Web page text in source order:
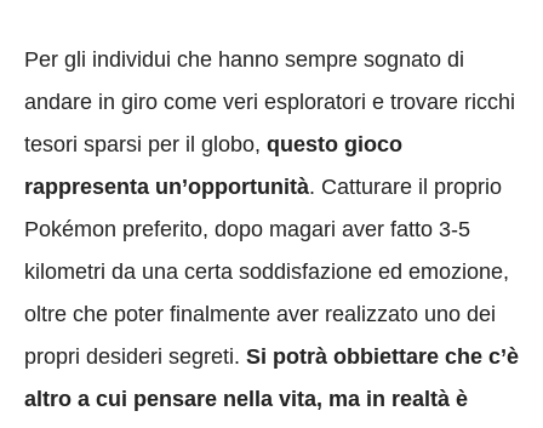
Per gli individui che hanno sempre sognato di
andare in giro come veri esploratori e trovare ricchi
tesori sparsi per il globo, questo gioco
rappresenta un’opportunità. Catturare il proprio
Pokémon preferito, dopo magari aver fatto 3-5
kilometri da una certa soddisfazione ed emozione,
oltre che poter finalmente aver realizzato uno dei
propri desideri segreti. Si potrà obbiettare che c’è
altro a cui pensare nella vita, ma in realtà è